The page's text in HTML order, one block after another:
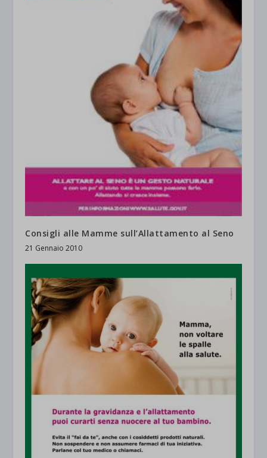
Consigli alle Mamme sull’Allattamento al Seno
21 Gennaio 2010